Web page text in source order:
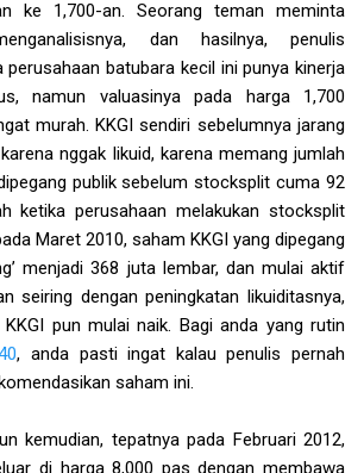
ke 1,700-an. Seorang teman meminta
dan hasilnya, penulis
perusahaan batubara kecil ini punya kinerja
namun valuasinya pada harga 1,700
murah. KKGI sendiri sebelumnya jarang
nggak likuid, karena memang jumlah
publik sebelum stocksplit cuma 92
ketika perusahaan melakukan stocksplit
Maret 2010, saham KKGI yang dipegang
menjadi 368 juta lembar, dan mulai aktif
seiring dengan peningkatan likuiditasnya,
pun mulai naik. Bagi anda yang rutin
, anda pasti ingat kalau penulis pernah
saham ini.
kemudian, tepatnya pada Februari 2012,
di harga 8,000 pas dengan membawa